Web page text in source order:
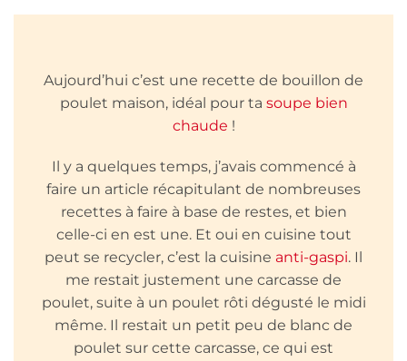
Aujourd’hui c’est une recette de bouillon de
poulet maison, idéal pour ta soupe bien
chaude !
Il y a quelques temps, j’avais commencé à
faire un article récapitulant de nombreuses
recettes à faire à base de restes, et bien
celle-ci en est une. Et oui en cuisine tout
peut se recycler, c’est la cuisine anti-gaspi. Il
me restait justement une carcasse de
poulet, suite à un poulet rôti dégusté le midi
même. Il restait un petit peu de blanc de
poulet sur cette carcasse, ce qui est